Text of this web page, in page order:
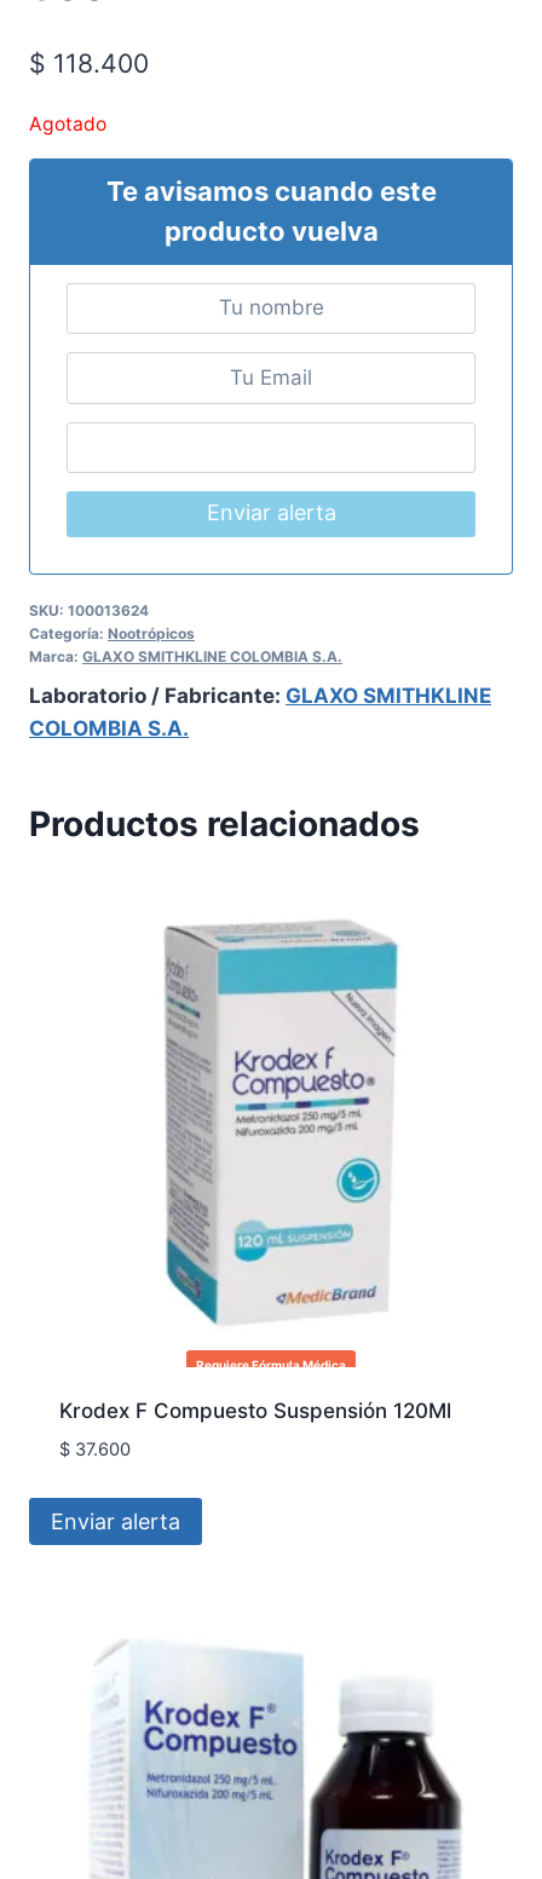
$ 118.400
Agotado
Te avisamos cuando este
producto vuelva
Enviar alerta
SKU: 100013624
Categoría: Nootrópicos
Marca: GLAXO SMITHKLINE COLOMBIA S.A.
Laboratorio / Fabricante: GLAXO SMITHKLINE
COLOMBIA S.A.
Productos relacionados
Requiere Fórmula Médica
Krodex F Compuesto Suspensión 120Ml
$37.600
Enviar alerta